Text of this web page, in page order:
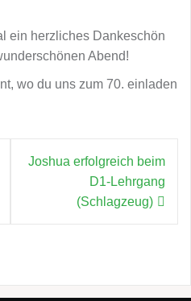
ein herzliches Dankeschön
Abend!
wo du uns zum 70. einladen
Joshua erfolgreich beim
D1-Lehrgang
(Schlagzeug)